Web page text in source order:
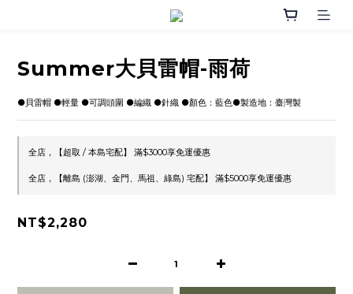
Summer大貝雷帽-雨荷
●貝雷帽 ●輕量 ●可調頭圍 ●編織 ●針織 ●顏色：藍色●製造地：臺灣製
全店，【超取 / 本島宅配】 滿$3000享免運優惠
全店，【離島 (澎湖、金門、馬祖、綠島) 宅配】 滿$5000享免運優惠
NT$2,280